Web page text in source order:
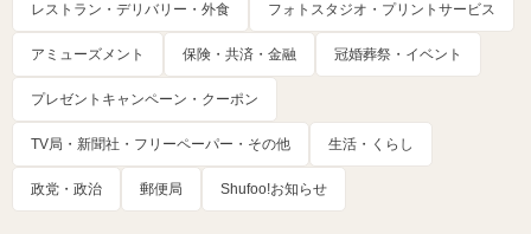
レストラン・デリバリー・外食 フォトスタジオ・プリントサービス
アミューズメント 保険・共済・金融 冠婚葬祭・イベント
プレゼントキャンペーン・クーポン
TV局・新聞社・フリーペーパー・その他 生活・くらし
政党・政治 郵便局 Shufoo!お知らせ